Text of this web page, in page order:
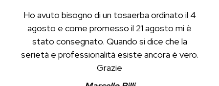
Ho avuto bisogno di un tosaerba ordinato il 4
agosto e come promesso il 21 agosto mi è
stato consegnato. Quando si dice che la
serietà e professionalità esiste ancora è vero.
Grazie